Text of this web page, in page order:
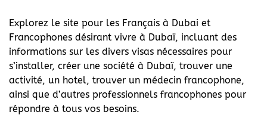
Explorez le site pour les Français à Dubai et
Francophones désirant vivre à Dubaï, incluant des
informations sur les divers visas nécessaires pour
s’installer, créer une société à Dubaï, trouver une
activité, un hotel, trouver un médecin francophone,
ainsi que d’autres professionnels francophones pour
répondre à tous vos besoins.